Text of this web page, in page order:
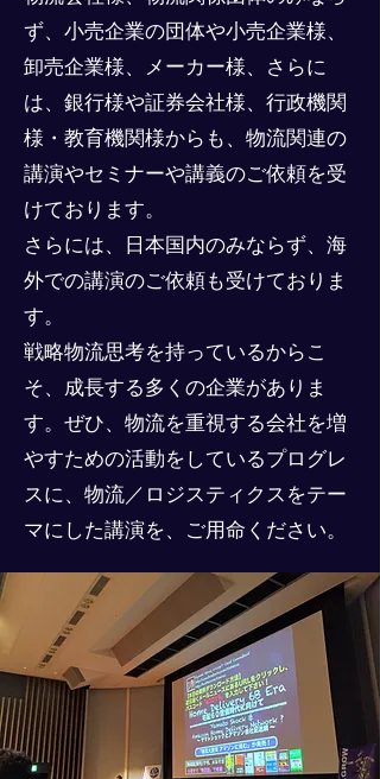
ず、小売企業の団体や小売企業様、
卸売企業様、メーカー様、さらに
は、銀行様や証券会社様、行政機関
様・教育機関様からも、物流関連の
講演やセミナーや講義のご依頼を受
けております。
さらには、日本国内のみならず、海
外での講演のご依頼も受けておりま
す。
戦略物流思考を持っているからこ
そ、成長する多くの企業がありま
す。ぜひ、物流を重視する会社を増
やすための活動をしているプログレ
スに、物流／ロジスティクスをテー
マにした講演を、ご用命ください。